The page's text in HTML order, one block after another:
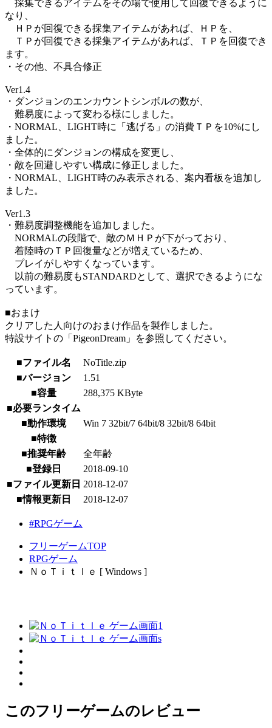
採集できるアイテムをその場で使用して回復できるように
なり、
ＨＰが回復できる採集アイテムがあれば、ＨＰを、
ＴＰが回復できる採集アイテムがあれば、ＴＰを回復でき
ます。
・その他、不具合修正
Ver1.4
・ダンジョンのエンカウントシンボルの数が、
難易度によって変わる様にしました。
・NORMAL、LIGHT時に「逃げる」の消費ＴＰを10%にし
ました。
・全体的にダンジョンの構成を変更し、
・敵を回避しやすい構成に修正しました。
・NORMAL、LIGHT時のみ表示される、案内看板を追加し
ました。
Ver1.3
・難易度調整機能を追加しました。
NORMALの段階で、敵のＭＨＰが下がっており、
着陸時のＴＰ回復量などが増えているため、
プレイがしやすくなっています。
以前の難易度もSTANDARDとして、選択できるようにな
っています。
■おまけ
クリアした人向けのおまけ作品を製作しました。
特設サイトの「PigeonDream」を参照してください。
■ファイル名
NoTitle.zip
■バージョン
1.51
■容量
288,375 KByte
■必要ランタイム
■動作環境
Win 7 32bit/7 64bit/8 32bit/8 64bit
■特徴
■推奨年齢
全年齢
■登録日
2018-09-10
■ファイル更新日 2018-12-07
■情報更新日
2018-12-07
#RPGゲーム
フリーゲームTOP
RPGゲーム
ＮｏＴｉｔｌｅ [ Windows ]
このフリーゲームのレビュー